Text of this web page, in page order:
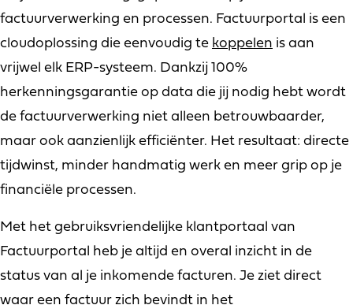
factuurverwerking en processen. Factuurportal is een
cloudoplossing die eenvoudig te koppelen is aan
vrijwel elk ERP-systeem. Dankzij 100%
herkenningsgarantie op data die jij nodig hebt wordt
de factuurverwerking niet alleen betrouwbaarder,
maar ook aanzienlijk efficiënter. Het resultaat: directe
tijdwinst, minder handmatig werk en meer grip op je
financiële processen.
Met het gebruiksvriendelijke klantportaal van
Factuurportal heb je altijd en overal inzicht in de
status van al je inkomende facturen. Je ziet direct
waar een factuur zich bevindt in het